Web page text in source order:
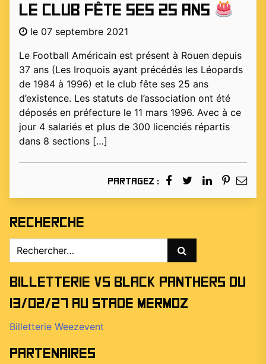
Le club fête ses 25 ans
le 07 septembre 2021
Le Football Américain est présent à Rouen depuis
37 ans (Les Iroquois ayant précédés les Léopards
de 1984 à 1996) et le club fête ses 25 ans
d’existence. Les statuts de l’association ont été
déposés en préfecture le 11 mars 1996. Avec à ce
jour 4 salariés et plus de 300 licenciés répartis
dans 8 sections […]
Partagez :
Recherche
Rechercher :
Billetterie vs Black Panthers du
13/02/27 au stade Mermoz
Billetterie Weezevent
Partenaires